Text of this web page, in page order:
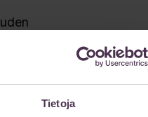
Tietoja